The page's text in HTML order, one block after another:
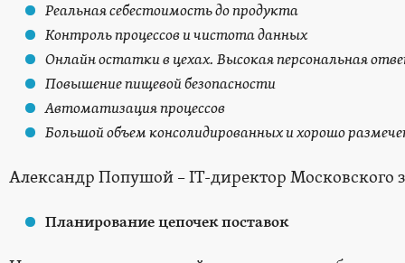
Реальная себестоимость до продукта
Контроль процессов и чистота данных
Онлайн остатки в цехах. Высокая персональная
Повышение пищевой безопасности
Автоматизация процессов
Большой объем консолидированных и хорошо
Александр Попушой – IT-директор Московского
Планирование цепочек поставок